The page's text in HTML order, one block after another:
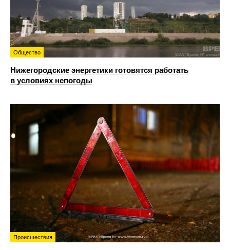
Общество
Нижегородские энергетики готовятся работать
в условиях непогоды
Происшествия